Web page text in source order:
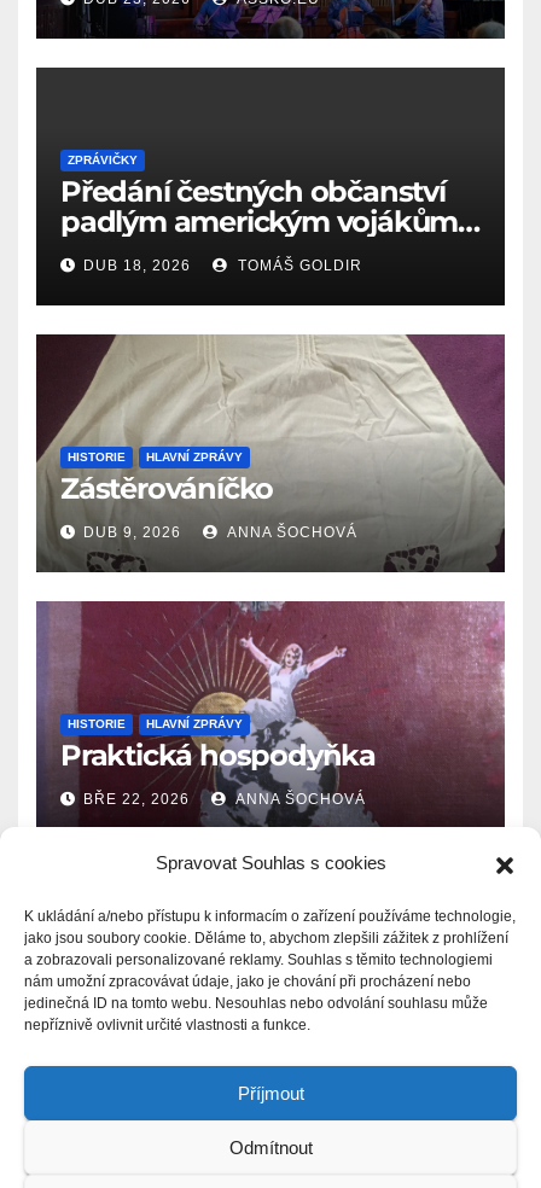
Spravovat Souhlas s cookies
K ukládání a/nebo přístupu k informacím o zařízení používáme technologie,
jako jsou soubory cookie. Děláme to, abychom zlepšili zážitek z prohlížení
a zobrazovali personalizované reklamy. Souhlas s těmito technologiemi
nám umožní zpracovávat údaje, jako je chování při procházení nebo
jedinečná ID na tomto webu. Nesouhlas nebo odvolání souhlasu může
nepříznivě ovlivnit určité vlastnosti a funkce.
Příjmout
Odmítnout
spojením žánrů
ZPRÁVIČKY
Předání čestných občanství
padlým americkým vojákům
k 81. výročí osvobození Aše
(18.4.1945)
DUB 18, 2026 TOMÁŠ GOLDIR
HISTORIE HLAVNÍ ZPRÁVY
Zástěrováníčko
DUB 9, 2026 ANNA ŠOCHOVÁ
HISTORIE HLAVNÍ ZPRÁVY
Praktická hospodyňka
BŘE 22, 2026 ANNA ŠOCHOVÁ
Zprávy.Ašsko.eu